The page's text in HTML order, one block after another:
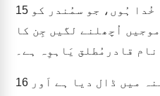
15
اُچھلنے لگیں جِن کا
نام قادرمُطلق یَاہوِہ ہے۔
16